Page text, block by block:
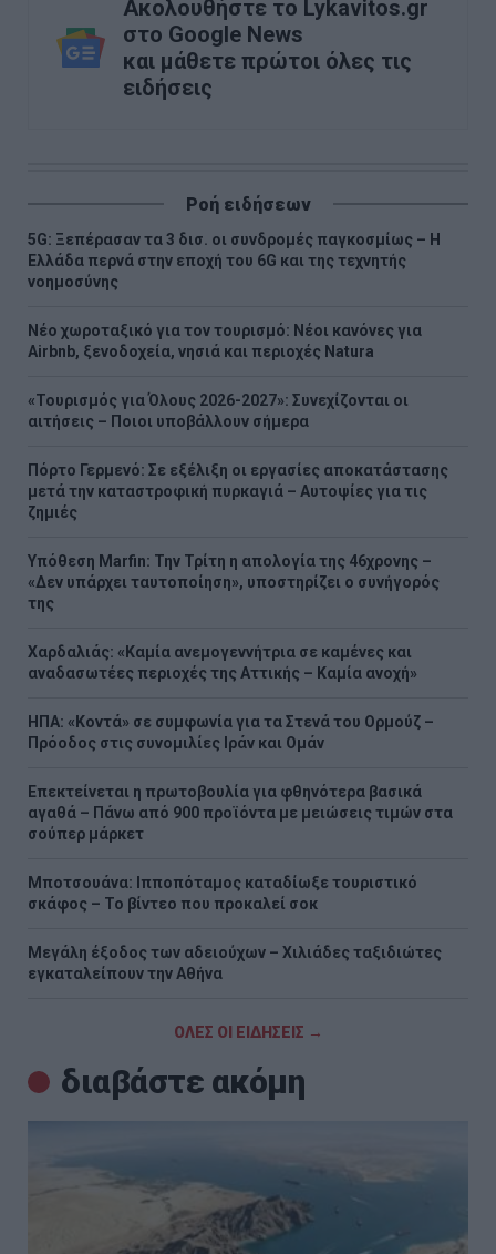
Ακολουθήστε το Lykavitos.gr
στο Google News
και μάθετε πρώτοι όλες τις
ειδήσεις
Ροή ειδήσεων
5G: Ξεπέρασαν τα 3 δισ. οι συνδρομές παγκοσμίως – Η
Ελλάδα περνά στην εποχή του 6G και της τεχνητής
νοημοσύνης
Νέο χωροταξικό για τον τουρισμό: Νέοι κανόνες για
Airbnb, ξενοδοχεία, νησιά και περιοχές Natura
«Τουρισμός για Όλους 2026-2027»: Συνεχίζονται οι
αιτήσεις – Ποιοι υποβάλλουν σήμερα
Πόρτο Γερμενό: Σε εξέλιξη οι εργασίες αποκατάστασης
μετά την καταστροφική πυρκαγιά – Αυτοψίες για τις
ζημιές
Υπόθεση Marfin: Την Τρίτη η απολογία της 46χρονης –
«Δεν υπάρχει ταυτοποίηση», υποστηρίζει ο συνήγορός
της
Χαρδαλιάς: «Καμία ανεμογεννήτρια σε καμένες και
αναδασωτέες περιοχές της Αττικής – Καμία ανοχή»
ΗΠΑ: «Κοντά» σε συμφωνία για τα Στενά του Ορμούζ –
Πρόοδος στις συνομιλίες Ιράν και Ομάν
Επεκτείνεται η πρωτοβουλία για φθηνότερα βασικά
αγαθά – Πάνω από 900 προϊόντα με μειώσεις τιμών στα
σούπερ μάρκετ
Μποτσουάνα: Ιπποπόταμος καταδίωξε τουριστικό
σκάφος – Το βίντεο που προκαλεί σοκ
Μεγάλη έξοδος των αδειούχων – Χιλιάδες ταξιδιώτες
εγκαταλείπουν την Αθήνα
ΟΛΕΣ ΟΙ ΕΙΔΗΣΕΙΣ →
διαβάστε ακόμη